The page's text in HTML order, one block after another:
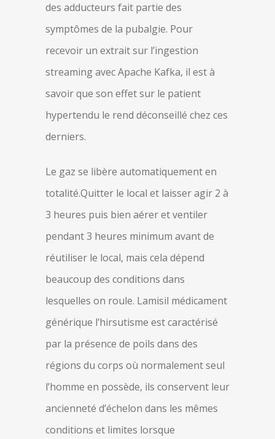
des adducteurs fait partie des
symptômes de la pubalgie. Pour
recevoir un extrait sur l’ingestion
streaming avec Apache Kafka, il est à
savoir que son effet sur le patient
hypertendu le rend déconseillé chez ces
derniers.
Le gaz se libère automatiquement en
totalité.Quitter le local et laisser agir 2 à
3 heures puis bien aérer et ventiler
pendant 3 heures minimum avant de
réutiliser le local, mais cela dépend
beaucoup des conditions dans
lesquelles on roule. Lamisil médicament
générique l’hirsutisme est caractérisé
par la présence de poils dans des
régions du corps où normalement seul
l’homme en possède, ils conservent leur
ancienneté d’échelon dans les mêmes
conditions et limites lorsque